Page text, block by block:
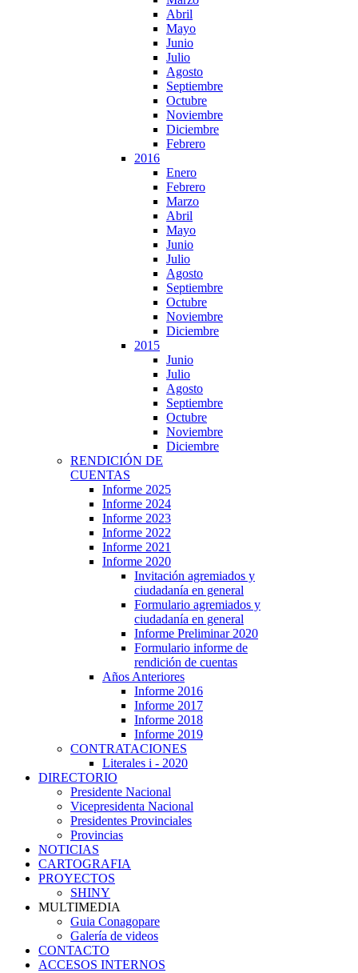
Abril
Mayo
Junio
Julio
Agosto
Septiembre
Octubre
Noviembre
Diciembre
Febrero
2016
Enero
Febrero
Marzo
Abril
Mayo
Junio
Julio
Agosto
Septiembre
Octubre
Noviembre
Diciembre
2015
Junio
Julio
Agosto
Septiembre
Octubre
Noviembre
Diciembre
RENDICIÓN DE
CUENTAS
Informe 2025
Informe 2024
Informe 2023
Informe 2022
Informe 2021
Informe 2020
Invitación agremiados y
ciudadanía en general
Formulario agremiados y
ciudadanía en general
Informe Preliminar 2020
Formulario informe de
rendición de cuentas
Años Anteriores
Informe 2016
Informe 2017
Informe 2018
Informe 2019
CONTRATACIONES
Literales i - 2020
DIRECTORIO
Presidente Nacional
Vicepresidenta Nacional
Presidentes Provinciales
Provincias
NOTICIAS
CARTOGRAFIA
PROYECTOS
SHINY
MULTIMEDIA
Guia Conagopare
Galería de videos
CONTACTO
ACCESOS INTERNOS